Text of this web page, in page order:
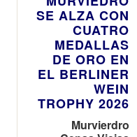
SE ALZA CON
CUATRO
MEDALLAS
DE ORO EN
EL BERLINER
WEIN
TROPHY 2026
Murvierdro